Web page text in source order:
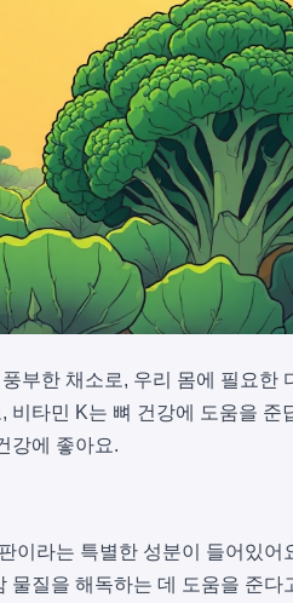
부한 채소로, 우리 몸에 필요한
비타민 K는 뼈 건강에 도움을
강에 좋아요.
이라는 특별한 성분이 들어있
물질을 해독하는 데 도움을 준